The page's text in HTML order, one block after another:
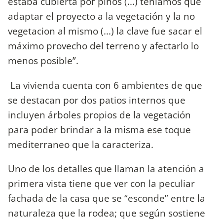
adaptar el proyecto a la vegetación y la no
vegetacion al mismo (...) la clave fue sacar el
máximo provecho del terreno y afectarlo lo
menos posible”.
La vivienda cuenta con 6 ambientes de que
se destacan por dos patios internos que
incluyen árboles propios de la vegetación
para poder brindar a la misma ese toque
mediterraneo que la caracteriza.
Uno de los detalles que llaman la atención a
primera vista tiene que ver con la peculiar
fachada de la casa que se “esconde” entre la
naturaleza que la rodea; que según sostiene